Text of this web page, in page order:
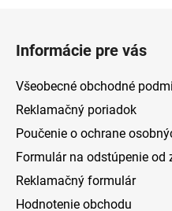
Informácie pre vás
Všeobecné obchodné
Reklamačný poriadok
Poučenie o ochrane
Formulár na odstúpenie od
Reklamačný formulár
Hodnotenie obchodu